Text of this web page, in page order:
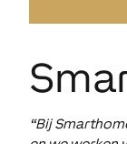
“Bij